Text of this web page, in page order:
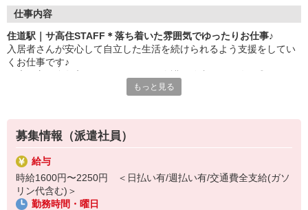
仕事内容
住道駅｜サ高住STAFF＊落ち着いた雰囲気でゆったりお仕事♪
入居者さんが安心して自立した生活を続けられるよう支援をしてい
くお仕事です♪
体調や様子の変化がないかのチェック
・生活相談・対応
日常生活に関するお困りごと、生活上の悩み、必要に応じた生活介
助
・生活支援サービス
食事の配膳・下膳、共用部の簡単な清掃 など
もっと見る
募集情報（派遣社員）
給与
時給1600円〜2250円 ＜日払い有/週払い有/交通費全支給(ガソ
リン代含む)＞
勤務時間・曜日